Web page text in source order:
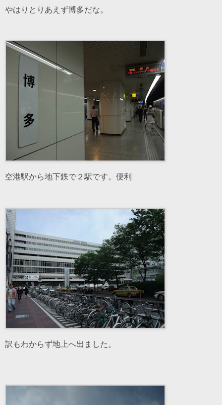
やはりとりあえず博多だな。
空港駅から地下鉄で２駅です。便利
訳もわからず地上へ出ました。